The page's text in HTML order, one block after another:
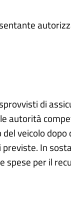
di
autorità
veicolo
In
per il